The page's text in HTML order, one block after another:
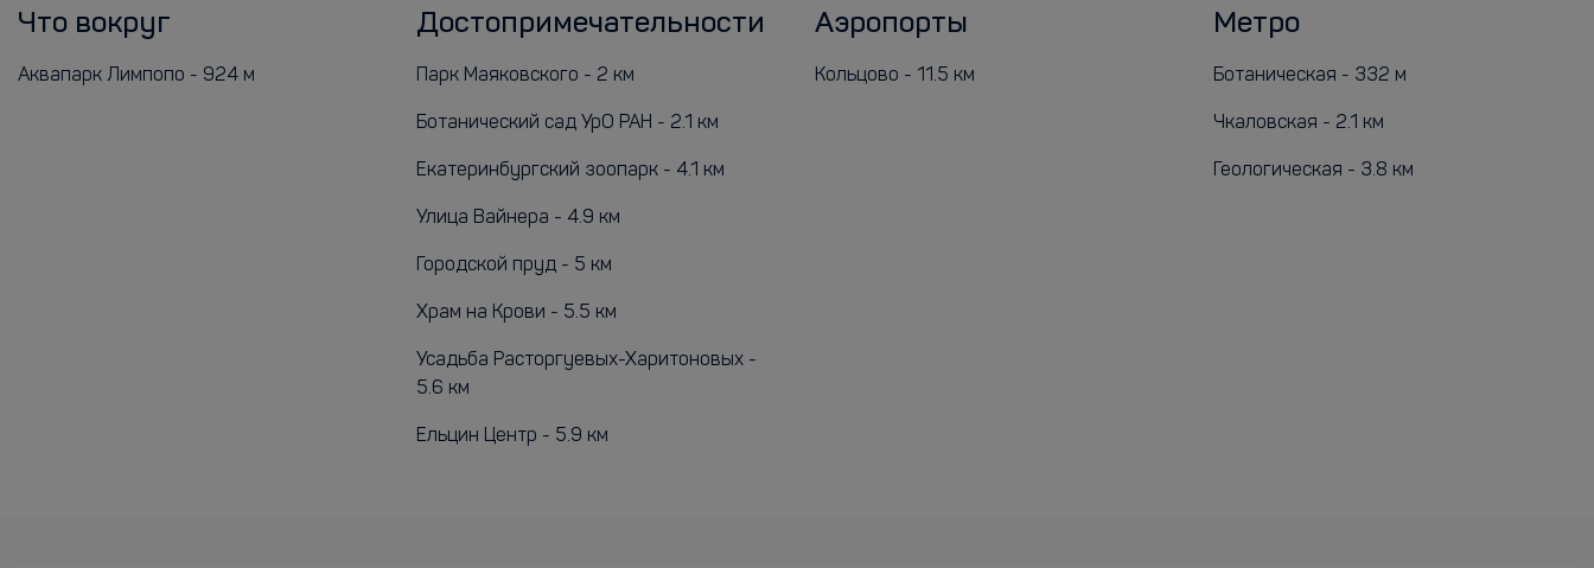
Что вокруг
Аквапарк Лимпопо - 924 м
Достопримечательности
Парк Маяковского - 2 км
Ботанический сад УрО РАН - 2.1 км
Екатеринбургский зоопарк - 4.1 км
Улица Вайнера - 4.9 км
Городской пруд - 5 км
Храм на Крови - 5.5 км
Усадьба Расторгуевых-Харитоновых -
5.6 км
Ельцин Центр - 5.9 км
Аэропорты
Кольцово - 11.5 км
Метро
Ботаническая - 332 м
Чкаловская - 2.1 км
Геологическая - 3.8 км